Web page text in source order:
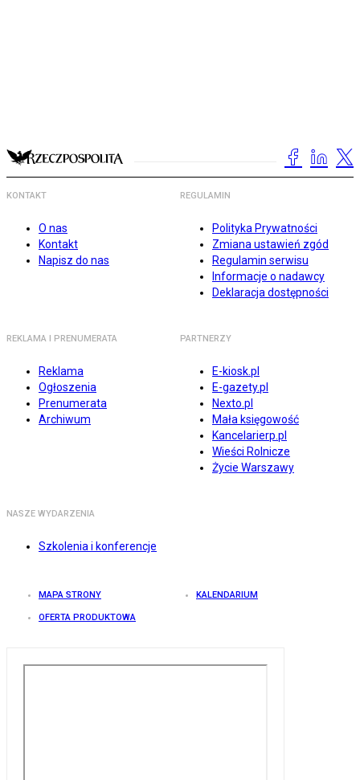
KONTAKT
O nas
Kontakt
Napisz do nas
REGULAMIN
Polityka Prywatności
Zmiana ustawień zgód
Regulamin serwisu
Informacje o nadawcy
Deklaracja dostępności
REKLAMA I PRENUMERATA
Reklama
Ogłoszenia
Prenumerata
Archiwum
PARTNERZY
E-kiosk.pl
E-gazety.pl
Nexto.pl
Mała księgowość
Kancelarierp.pl
Wieści Rolnicze
Życie Warszawy
NASZE WYDARZENIA
Szkolenia i konferencje
MAPA STRONY KALENDARIUM
OFERTA PRODUKTOWA